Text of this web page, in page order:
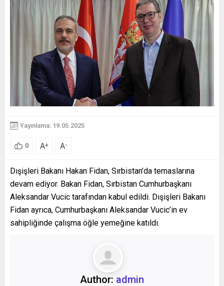
Yayınlama: 19.05.2025
0 A+ A-
Dışişleri Bakanı Hakan Fidan, Sırbistan’da temaslarına
devam ediyor. Bakan Fidan, Sırbistan Cumhurbaşkanı
Aleksandar Vucic tarafından kabul edildi. Dışişleri Bakanı
Fidan ayrıca, Cumhurbaşkanı Aleksandar Vucic’in ev
sahipliğinde çalışma öğle yemeğine katıldı.
Author: admin